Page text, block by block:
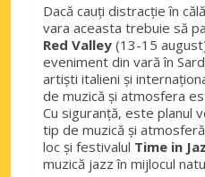
Dacă cauți distracție în
vara aceasta trebuie să
Red Valley (13-15
eveniment din vară în
artiști italieni și
de muzică și atmosfera
Cu siguranță, este planul
tip de muzică și
loc și festivalul Time in
muzică jazz în mijlocul